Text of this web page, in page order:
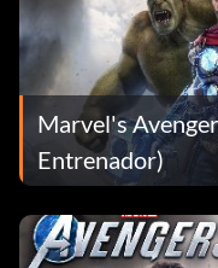
Marvel's
Entrenador)